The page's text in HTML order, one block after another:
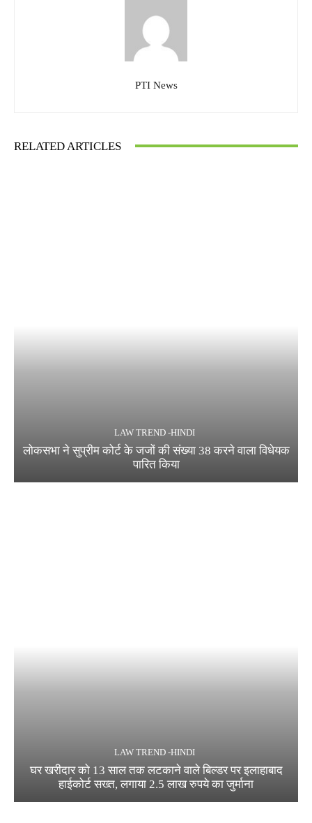
PTI News
RELATED ARTICLES
LAW TREND -HINDI
लोकसभा ने सुप्रीम कोर्ट के जजों की संख्या 38 करने वाला विधेयक
पारित किया
LAW TREND -HINDI
घर खरीदार को 13 साल तक लटकाने वाले बिल्डर पर इलाहाबाद
हाईकोर्ट सख्त, लगाया 2.5 लाख रुपये का जुर्माना